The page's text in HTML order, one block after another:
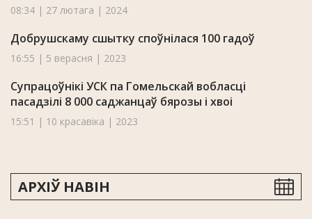
08:34 | 27 лютага | 2024
Добрушскаму сшытку споўнілася 100 гадоў
16:55 | 5 верасня | 2023
Супрацоўнікі УСК па Гомельскай вобласці
пасадзілі 8 000 саджанцаў бярозы і хвоі
15:51 | 10 красавіка | 2023
АРХІЎ НАВІН